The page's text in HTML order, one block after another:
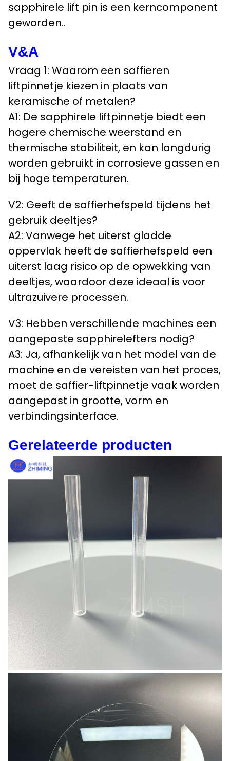
sapphirele lift pin is een kerncomponent
geworden..
V&A
Vraag 1: Waarom een saffieren
liftpinnetje kiezen in plaats van
keramische of metalen?
A1: De sapphirele liftpinnetje biedt een
hogere chemische weerstand en
thermische stabiliteit, en kan langdurig
worden gebruikt in corrosieve gassen en
bij hoge temperaturen.
V2: Geeft de saffierhefspeld tijdens het
gebruik deeltjes?
A2: Vanwege het uiterst gladde
oppervlak heeft de saffierhefspeld een
uiterst laag risico op de opwekking van
deeltjes, waardoor deze ideaal is voor
ultrazuivere processen.
V3: Hebben verschillende machines een
aangepaste sapphirelefters nodig?
A3: Ja, afhankelijk van het model van de
machine en de vereisten van het proces,
moet de saffier-liftpinnetje vaak worden
aangepast in grootte, vorm en
verbindingsinterface.
Gerelateerde producten